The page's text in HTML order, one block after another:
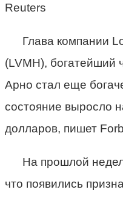
Reuters
Глава компании
(LVMH), богатейший
Арно стал еще
состояние выросло
долларов, пишет
На прошлой
что появились